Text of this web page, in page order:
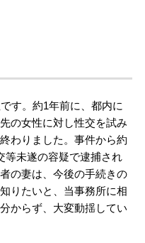
す。約1年前に、都内に
の女性に対し性交を試み
わりました。事件から約
等未遂の容疑で逮捕され
の妻は、今後の手続きの
りたいと、当事務所に相
からず、大変動揺してい